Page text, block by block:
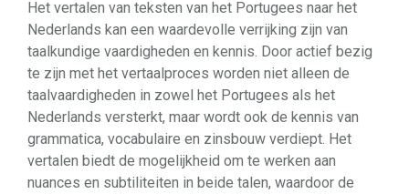
Het vertalen van teksten van het Portugees naar het
Nederlands kan een waardevolle verrijking zijn van
taalkundige vaardigheden en kennis. Door actief bezig
te zijn met het vertaalproces worden niet alleen de
taalvaardigheden in zowel het Portugees als het
Nederlands versterkt, maar wordt ook de kennis van
grammatica, vocabulaire en zinsbouw verdiept. Het
vertalen biedt de mogelijkheid om te werken aan
nuances en subtiliteiten in beide talen, waardoor de